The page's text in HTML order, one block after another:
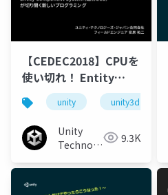
【CEDEC2018】CPUを
使い切れ！ Entity
Component
System（通称ECS）
が切り開く新しいプロ
グラミング
unity unity3d
Unity
Technologies 9.3K